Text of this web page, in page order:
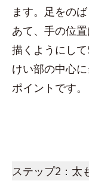
ます。足をの
あて、手の位
描くようにし
けい部の中心
ポイントです。
ステップ2：太